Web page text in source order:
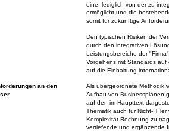
eine, lediglich von der zu
ermöglicht und die
somit für zukünftige
Den typischen Risiken der
durch den integrativen
Leistungsbereiche der
Vorgehens mit Standards
auf die Einhaltung
an den
Als übergeordnete Methodik
Aufbau von Businessplänen
auf den im Haupttext
Thematik auch für Nicht-
Komplexität Rechnung zu
vertiefende und ergänzende